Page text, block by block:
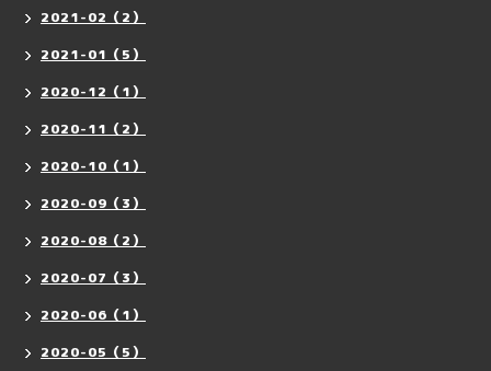
2021-02（2）
2021-01（5）
2020-12（1）
2020-11（2）
2020-10（1）
2020-09（3）
2020-08（2）
2020-07（3）
2020-06（1）
2020-05（5）